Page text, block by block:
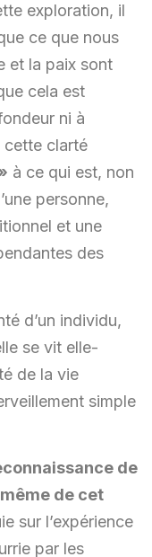
exploration, il
ce que nous
et la paix sont
cela est
ni à
cette clarté
à ce qui est, non
personne,
et une
des
d’un individu,
se vit elle-
de la vie
simple
de
de cet
sur l’expérience
par les